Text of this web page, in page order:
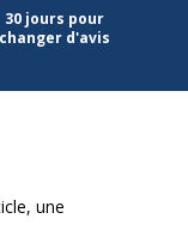
30 jours pour
changer d'avis
une